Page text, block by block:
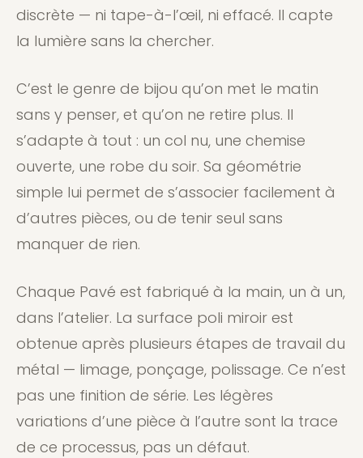
discrète — ni tape-à-l’œil, ni effacé. Il capte
la lumière sans la chercher.
C’est le genre de bijou qu’on met le matin
sans y penser, et qu’on ne retire plus. Il
s’adapte à tout : un col nu, une chemise
ouverte, une robe du soir. Sa géométrie
simple lui permet de s’associer facilement à
d’autres pièces, ou de tenir seul sans
manquer de rien.
Chaque Pavé est fabriqué à la main, un à un,
dans l’atelier. La surface poli miroir est
obtenue après plusieurs étapes de travail du
métal — limage, ponçage, polissage. Ce n’est
pas une finition de série. Les légères
variations d’une pièce à l’autre sont la trace
de ce processus, pas un défaut.